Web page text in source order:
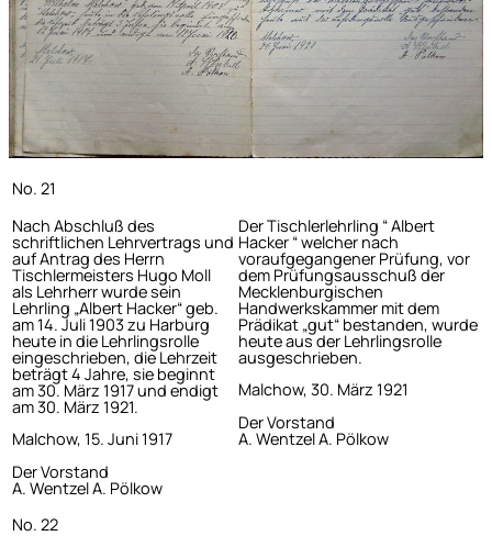
No. 21
Nach Abschluß des
schriftlichen Lehrvertrags und
auf Antrag des Herrn
Tischlermeisters Hugo Moll
als Lehrherr wurde sein
Lehrling „Albert Hacker“ geb.
am 14. Juli 1903 zu Harburg
heute in die Lehrlingsrolle
eingeschrieben, die Lehrzeit
beträgt 4 Jahre, sie beginnt
am 30. März 1917 und endigt
am 30. März 1921.
Malchow, 15. Juni 1917
Der Vorstand
A. Wentzel A. Pölkow
Der Tischlerlehrling “ Albert
Hacker “ welcher nach
voraufgegangener Prüfung, vor
dem Prüfungsausschuß der
Mecklenburgischen
Handwerkskammer mit dem
Prädikat „gut“ bestanden, wurde
heute aus der Lehrlingsrolle
ausgeschrieben.
Malchow, 30. März 1921
Der Vorstand
A. Wentzel A. Pölkow
No. 22